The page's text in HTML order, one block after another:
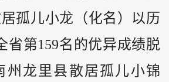
孤儿小龙（化名）以历
省第159名的优异成绩脱
州龙里县散居孤儿小锦